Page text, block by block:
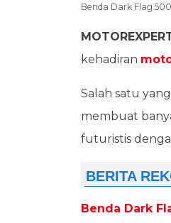
Benda Dark Flag
kehadiran
Salah satu
membuat
futuristis
Benda Dark